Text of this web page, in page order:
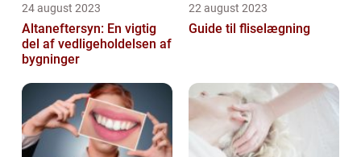
24 august 2023
Altaneftersyn: En vigtig
del af vedligeholdelsen af
bygninger
22 august 2023
Guide til fliselægning